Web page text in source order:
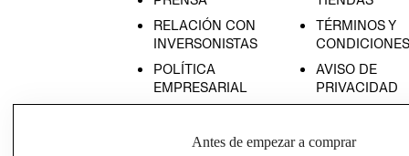
RELACIÓN CON
INVERSONISTAS
POLÍTICA
EMPRESARIAL
TÉRMINOS Y
CONDICIONES
AVISO DE
PRIVACIDAD
AVISO DE
Antes de empezar a comprar